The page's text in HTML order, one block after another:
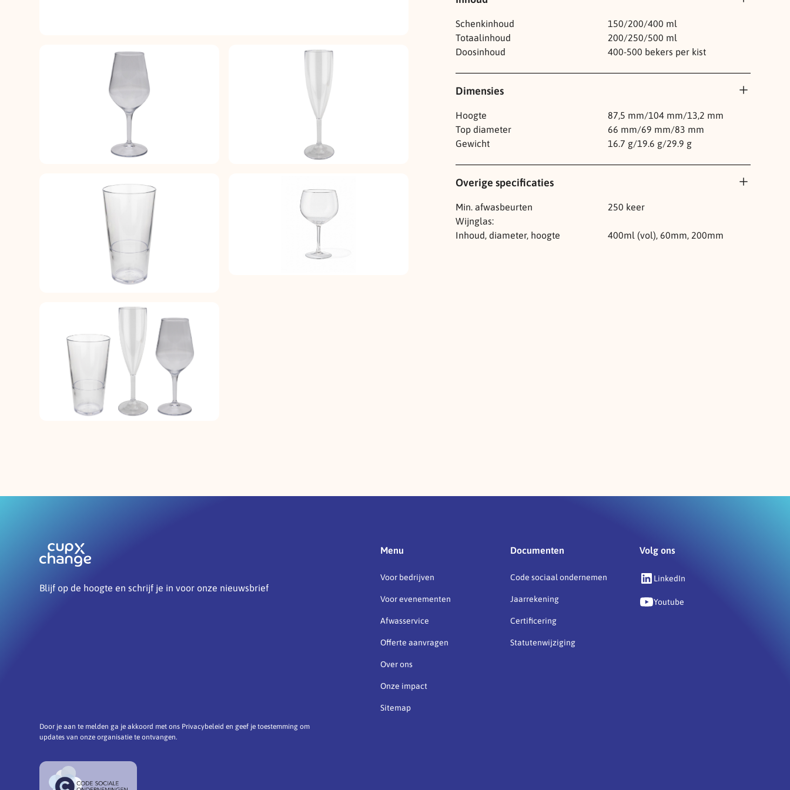
Schenkinhoud
150/200/400 ml
Totaalinhoud
200/250/500 ml
Doosinhoud
400-500 bekers per kist
Dimensies
Hoogte
87,5 mm/104 mm/13,2 mm
Top diameter
66 mm/69 mm/83 mm
Gewicht
16.7 g/19.6 g/29.9 g
Overige specificaties
Min. afwasbeurten
250 keer
Wijnglas:
Inhoud, diameter, hoogte
400ml (vol), 60mm, 200mm
Blijf op de hoogte en schrijf je in voor onze nieuwsbrief
Door je aan te melden ga je akkoord met ons Privacybeleid en geef je toestemming om
updates van onze organisatie te ontvangen.
Menu
Voor bedrijven
Voor evenementen
Afwasservice
Offerte aanvragen
Over ons
Onze impact
Sitemap
Documenten
Code sociaal ondernemen
Jaarrekening
Certificering
Statutenwijziging
Volg ons
LinkedIn
Youtube